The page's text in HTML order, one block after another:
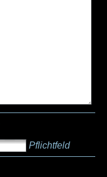
Pflichtfeld